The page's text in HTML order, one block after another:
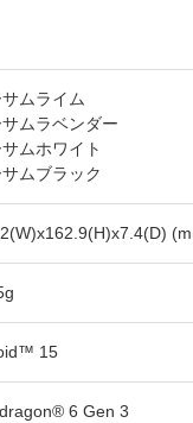
ムライム
ムラベンダー
ムホワイト
ムブラック
15
6 Gen 3